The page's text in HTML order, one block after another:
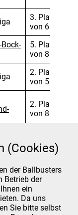
(Cookies)
der Ballbusters
Betrieb der
ein
Da uns
Sie bitte selbst
3. Platz
von 6
Bock-
5. Platz
von 8
2. Platz
von 5
2. Platz
von 8
von 6
3. Platz
von 8